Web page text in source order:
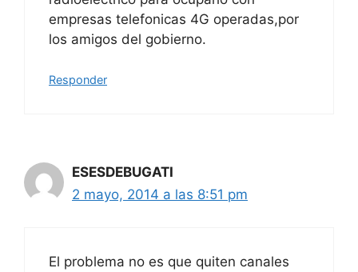
empresas telefonicas 4G operadas,por
los amigos del gobierno.
Responder
ESESDEBUGATI
2 mayo, 2014 a las 8:51 pm
El problema no es que quiten canales